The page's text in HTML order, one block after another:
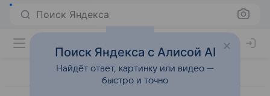
Поиск Яндекса
Поиск Яндекса с Алисой AI
Найдёт ответ, картинку или видео —
быстро и точно